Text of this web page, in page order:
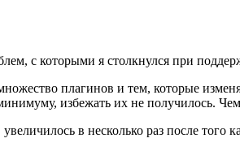
с которыми я столкнулся при
плагинов и тем, которые
избежать их не получилось.
в несколько раз после того